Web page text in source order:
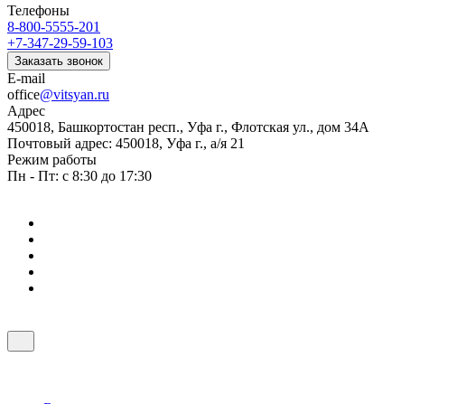
Телефоны
8-800-5555-201
+7-347-29-59-103
Заказать звонок
E-mail
office@vitsyan.ru
Адрес
450018, Башкортостан респ., Уфа г., Флотская ул., дом 34А
Почтовый адрес: 450018, Уфа г., а/я 21
Режим работы
Пн - Пт: с 8:30 до 17:30